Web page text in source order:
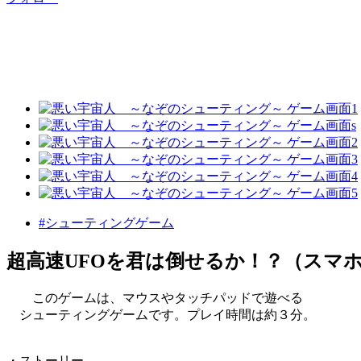
#シューティングゲーム
超高速UFOを君は倒せるか！？（スマ
このゲームは、マウスやタッチパッドで遊べる
シューティングゲームです。プレイ時間は約３分。